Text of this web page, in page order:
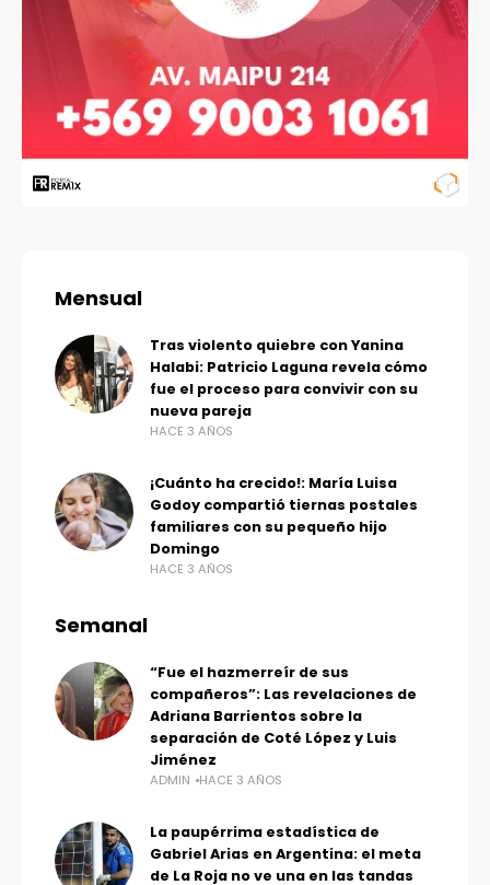
Mensual
Tras violento quiebre con Yanina
Halabi: Patricio Laguna revela cómo
fue el proceso para convivir con su
nueva pareja
HACE 3 AÑOS
¡Cuánto ha crecido!: María Luisa
Godoy compartió tiernas postales
familiares con su pequeño hijo
Domingo
HACE 3 AÑOS
Semanal
“Fue el hazmerreír de sus
compañeros”: Las revelaciones de
Adriana Barrientos sobre la
separación de Coté López y Luis
Jiménez
ADMIN HACE 3 AÑOS
La paupérrima estadística de
Gabriel Arias en Argentina: el meta
de La Roja no ve una en las tandas